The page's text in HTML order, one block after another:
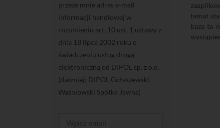
temat
baza ta
przeze mnie adres e-mail
informacji handlowej w
rozumieniu art. 10 ust. 1 ustawy z
dnia 18 lipca 2002 roku o
świadczeniu usług drogą
elektroniczną od DIPOL sp. z o.o.
(dawniej: DIPOL Gołaszewski,
Waśniowski Spółka Jawna)